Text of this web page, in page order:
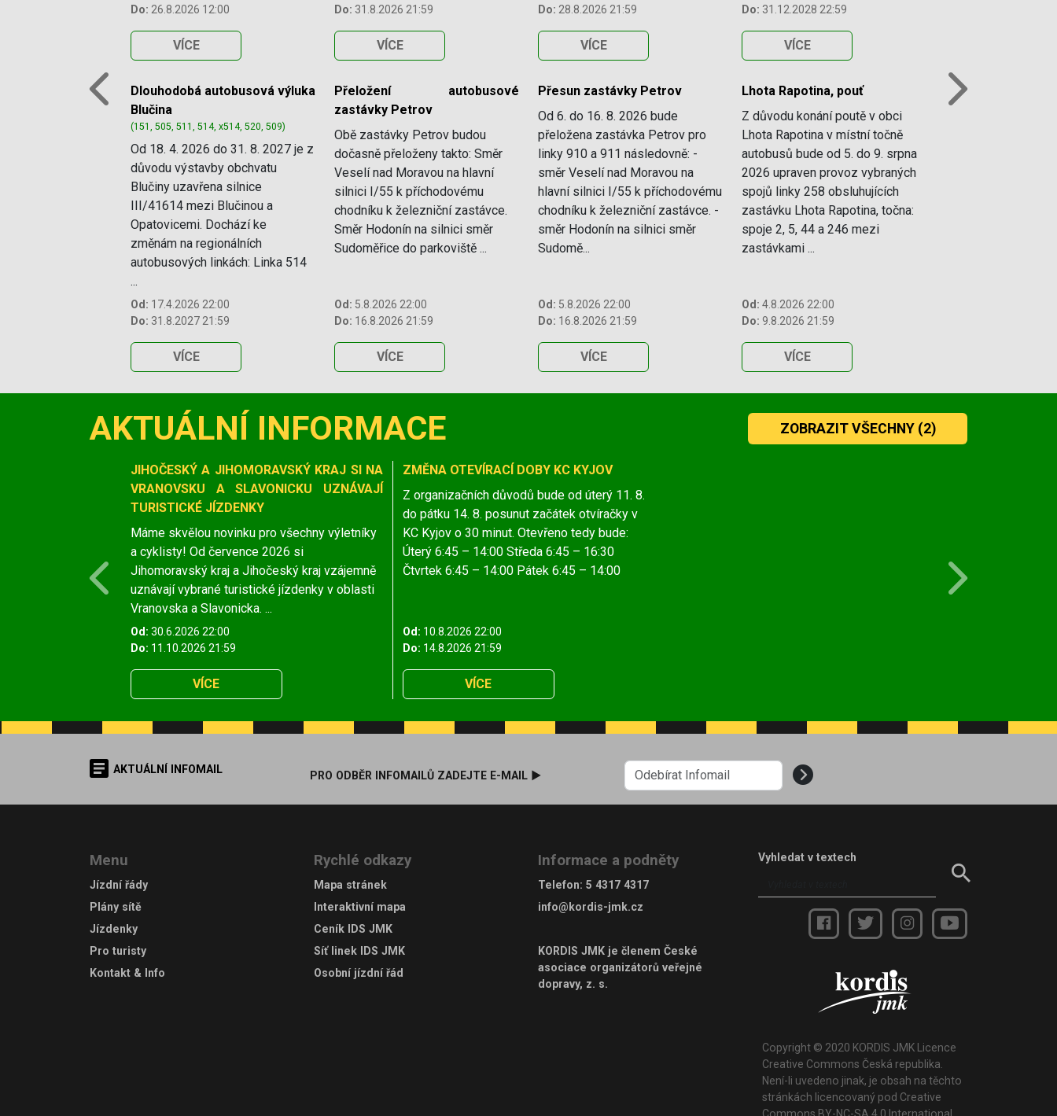
Do: 26.8.2026 12:00
VÍCE
Do: 31.8.2026 21:59
VÍCE
Do: 28.8.2026 21:59
VÍCE
Do: 31.12.2028 22:59
VÍCE
Dlouhodobá autobusová výluka
Blučina
(151, 505, 511, 514, x514, 520, 509)
Od 18. 4. 2026 do 31. 8. 2027 je z
důvodu výstavby obchvatu
Blučiny uzavřena silnice
III/41614 mezi Blučinou a
Opatovicemi. Dochází ke
změnám na regionálních
autobusových linkách: Linka 514
...
Od: 17.4.2026 22:00
Do: 31.8.2027 21:59
VÍCE
Přeložení autobusové
zastávky Petrov
Obě zastávky Petrov budou
dočasně přeloženy takto: Směr
Veselí nad Moravou na hlavní
silnici I/55 k příchodovému
chodníku k železniční zastávce.
Směr Hodonín na silnici směr
Sudoměřice do parkoviště ...
Od: 5.8.2026 22:00
Do: 16.8.2026 21:59
VÍCE
Přesun zastávky Petrov
Od 6. do 16. 8. 2026 bude
přeložena zastávka Petrov pro
linky 910 a 911 následovně: -
směr Veselí nad Moravou na
hlavní silnici I/55 k příchodovému
chodníku k železniční zastávce. -
směr Hodonín na silnici směr
Sudomě...
Od: 5.8.2026 22:00
Do: 16.8.2026 21:59
VÍCE
Lhota Rapotina, pouť
Z důvodu konání poutě v obci
Lhota Rapotina v místní točně
autobusů bude od 5. do 9. srpna
2026 upraven provoz vybraných
spojů linky 258 obsluhujících
zastávku Lhota Rapotina, točna:
spoje 2, 5, 44 a 246 mezi
zastávkami ...
Od: 4.8.2026 22:00
Do: 9.8.2026 21:59
VÍCE
Previous
AKTUÁLNÍ INFORMACE ZOBRAZIT VŠECHNY(2)
Slide 1 of 1
JIHOČESKÝ A JIHOMORAVSKÝ KRAJ SI NA
VRANOVSKU A SLAVONICKU UZNÁVAJÍ
TURISTICKÉ JÍZDENKY
Máme skvělou novinku pro všechny výletníky
a cyklisty! Od července 2026 si
Jihomoravský kraj a Jihočeský kraj vzájemně
uznávají vybrané turistické jízdenky v oblasti
Vranovska a Slavonicka. ...
Od: 30.6.2026 22:00
Do: 11.10.2026 21:59
VÍCE
ZMĚNA OTEVÍRACÍ DOBY KC KYJOV
Z organizačních důvodů bude od úterý 11. 8.
do pátku 14. 8. posunut začátek otvíračky v
KC Kyjov o 30 minut. Otevřeno tedy bude:
Úterý 6:45 – 14:00 Středa 6:45 – 16:30
Čtvrtek 6:45 – 14:00 Pátek 6:45 – 14:00
Od: 10.8.2026 22:00
Do: 14.8.2026 21:59
VÍCE
Previous
AKTUÁLNÍ INFOMAIL PRO ODBĚR INFOMAILŮ ZADEJTE E-MAIL ►
Menu
Jízdní řády
Plány sítě
Jízdenky
Pro turisty
Kontakt & Info
Rychlé odkazy
Mapa stránek
Interaktivní mapa
Ceník IDS JMK
Síť linek IDS JMK
Osobní jízdní řád
Informace a podněty
Telefon: 5 4317 4317
info@kordis-jmk.cz
KORDIS JMK je členem České
asociace organizátorů veřejné
dopravy, z. s.
Vyhledat v textech
Copyright © 2020 KORDIS JMK Licence
Creative Commons Česká republika.
Není-li uvedeno jinak, je obsah na těchto
stránkách licencovaný pod Creative